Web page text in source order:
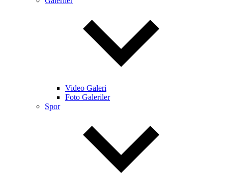
Video Galeri
Foto Galeriler
Spor